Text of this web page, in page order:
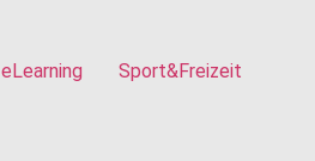
eLearning Sport&Freizeit